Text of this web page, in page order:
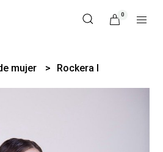
0
mujer Rockera I